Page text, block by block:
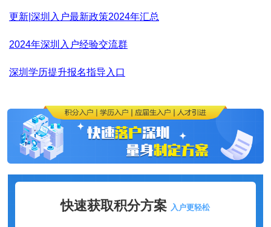
更新|深圳入户最新政策2024年汇总
2024年深圳入户经验交流群
深圳学历提升报名指导入口
快速获取积分方案 入户更轻松